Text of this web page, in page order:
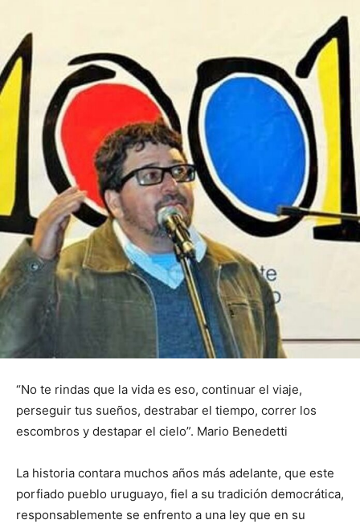
“No te rindas que la vida es eso, continuar el viaje,
perseguir tus sueños, destrabar el tiempo, correr los
escombros y destapar el cielo”. Mario Benedetti
La historia contara muchos años más adelante, que este
porfiado pueblo uruguayo, fiel a su tradición democrática,
responsablemente se enfrento a una ley que en su